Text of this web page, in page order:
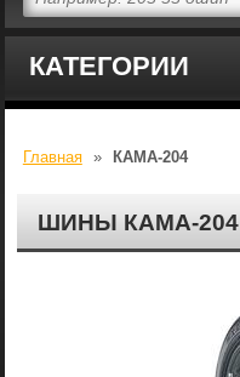
КАТЕГОРИИ
Главная » КАМА-204
ШИНЫ КАМА-204